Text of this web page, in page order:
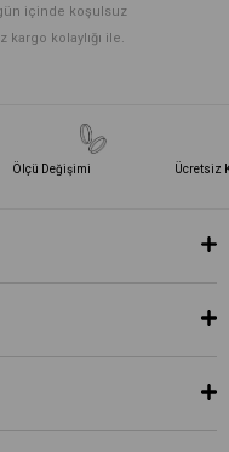
içinde koşulsuz
kolaylığı ile.
Ölçü Değişimi Ücretsiz